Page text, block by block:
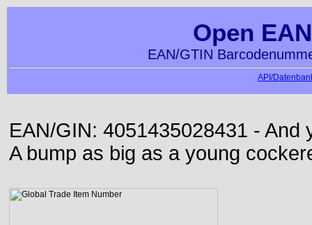
Open
EAN/GTIN
API/
EAN/GIN: 4051435028431 -
A bump as big as a young